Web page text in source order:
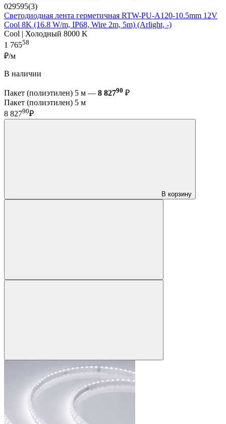
029595(3)
Светодиодная лента герметичная RTW-PU-A120-10.5mm 12V
Cool 8K (16.8 W/m, IP68, Wire 2m, 5m) (Arlight, -)
Cool | Холодный 8000 K
1 76558
₽/м
В наличии
Пакет (полиэтилен) 5 м — 8 82790 ₽
Пакет (полиэтилен) 5 м
8 82790₽
В корзину